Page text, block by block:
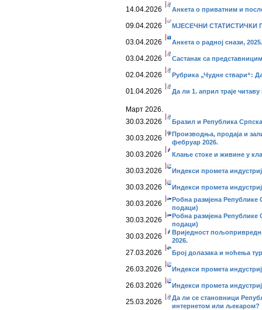
14.04.2026 Анкета о приватним и
09.04.2026 МЈЕСЕЧНИ СТАТИСТИЧКИ
03.04.2026 Анкета о радној снази, 2025.
03.04.2026 Састанак са
02.04.2026 Рубрика „Чудне ствари“:
01.04.2026 Да ли 1. април траје
Март 2026.
30.03.2026
Бразил и Република Српска
30.03.2026
Производња, продаја и
фебруар 2026.
30.03.2026 Клање стоке и живине у
30.03.2026 Индекси промета
30.03.2026 Индекси промета
30.03.2026
Робна размјена Републике
подаци)
30.03.2026
Робна размјена Републике
подаци)
30.03.2026
Вриједност
2026.
27.03.2026 Број долазака и ноћења
26.03.2026 Индекси промета
26.03.2026 Индекси промета
25.03.2026
Да ли се становници
интернетом или љекаром?